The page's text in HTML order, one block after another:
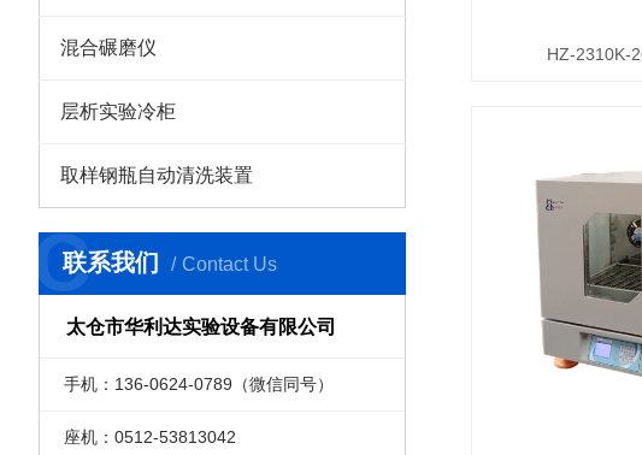
混合碾磨仪
层析实验冷柜
取样钢瓶自动清洗装置
联系我们 Contact Us
C
太仓市华利达实验设备有限公司
手机：136-0624-0789（微信同号）
座机：0512-53813042
HZ-2310K-